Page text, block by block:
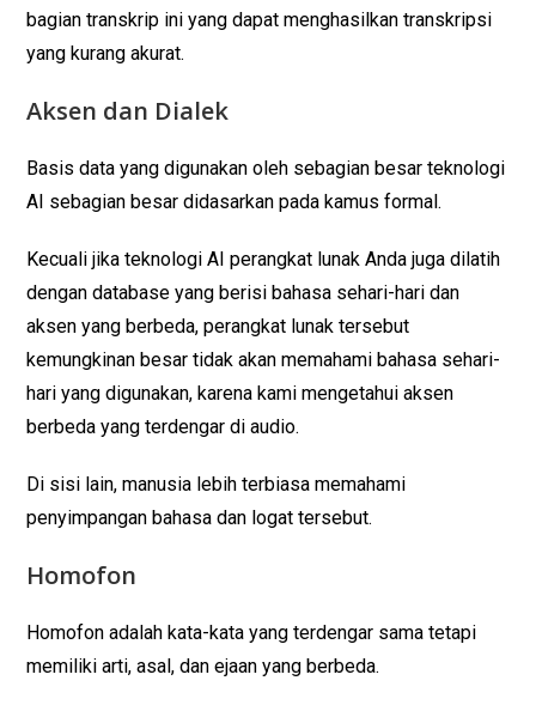
bagian transkrip ini yang dapat menghasilkan transkripsi
yang kurang akurat.
Aksen dan Dialek
Basis data yang digunakan oleh sebagian besar teknologi
AI sebagian besar didasarkan pada kamus formal.
Kecuali jika teknologi AI perangkat lunak Anda juga dilatih
dengan database yang berisi bahasa sehari-hari dan
aksen yang berbeda, perangkat lunak tersebut
kemungkinan besar tidak akan memahami bahasa sehari-
hari yang digunakan, karena kami mengetahui aksen
berbeda yang terdengar di audio.
Di sisi lain, manusia lebih terbiasa memahami
penyimpangan bahasa dan logat tersebut.
Homofon
Homofon adalah kata-kata yang terdengar sama tetapi
memiliki arti, asal, dan ejaan yang berbeda.